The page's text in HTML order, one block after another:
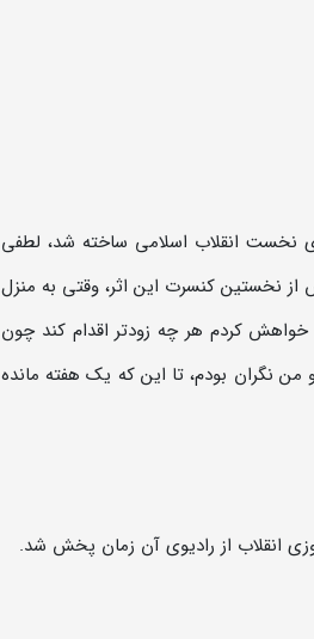
عنوان چاووش 6 انتشار یافت، در روزهای نخست انقلاب اسلامی ساخته شد، لطفی
نخستین کنسرت این اثر، وقتی به منزل
خواهش کردم هر چه زودتر اقدام کند چون
نگران بودم، تا این که یک هفته مانده
انقلاب از رادیوی آن زمان پخش شد.